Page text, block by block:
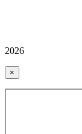
2026
×